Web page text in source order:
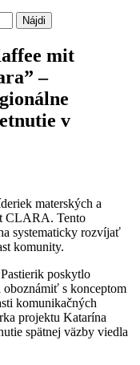
mit
–
v
materských a
CLARA. Tento
systematicky rozvíjať
komunity.
poskytlo
s konceptom
komunikačných
projektu Katarína
spätnej väzby viedla